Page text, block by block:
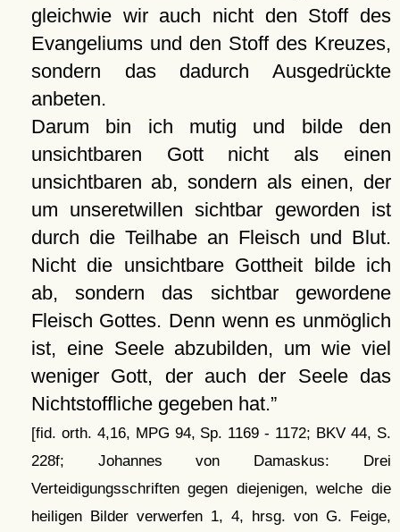
gleichwie wir auch nicht den Stoff des
Evangeliums und den Stoff des Kreuzes,
sondern das dadurch Ausgedrückte
anbeten.
Darum bin ich mutig und bilde den
unsichtbaren Gott nicht als einen
unsichtbaren ab, sondern als einen, der
um unseretwillen sichtbar geworden ist
durch die Teilhabe an Fleisch und Blut.
Nicht die unsichtbare Gottheit bilde ich
ab, sondern das sichtbar gewordene
Fleisch Gottes. Denn wenn es unmöglich
ist, eine Seele abzubilden, um wie viel
weniger Gott, der auch der Seele das
Nichtstoffliche gegeben hat.
[fid. orth. 4,16, MPG 94, Sp. 1169 - 1172; BKV 44, S.
228f; Johannes von Damaskus: Drei
Verteidigungsschriften gegen diejenigen, welche die
heiligen Bilder verwerfen 1, 4, hrsg. von G. Feige,